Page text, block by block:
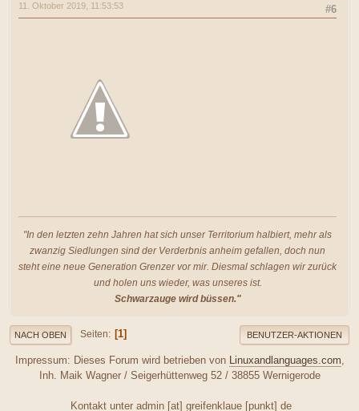
#6
11. Oktober 2019, 11:53:53
"In den letzten zehn Jahren hat sich unser Territorium halbiert, mehr als
zwanzig Siedlungen sind der Verderbnis anheim gefallen, doch nun
steht eine neue Generation Grenzer vor mir. Diesmal schlagen wir zurück
und holen uns wieder, was unseres ist.
Schwarzauge wird büssen."
NACH OBEN Seiten 1 BENUTZER-AKTIONEN
Impressum: Dieses Forum wird betrieben von Linuxandlanguages.com
Inh. Maik Wagner / Seigerhüttenweg 52 / 38855 Wernigerode
Kontakt unter admin [at] greifenklaue [punkt] de